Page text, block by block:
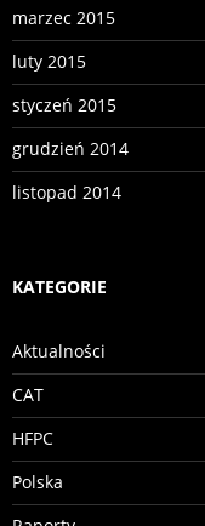
marzec 2015
luty 2015
styczeń 2015
grudzień 2014
listopad 2014
KATEGORIE
Aktualności
CAT
HFPC
Polska